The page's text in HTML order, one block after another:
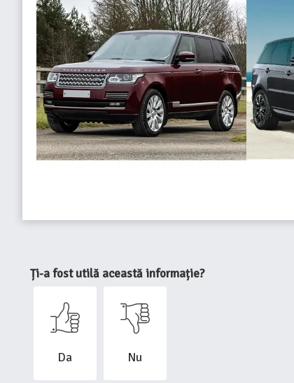
Ți-a fost utilă această informație?
Da Nu